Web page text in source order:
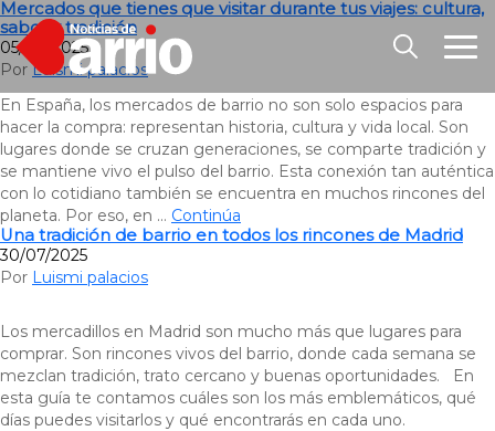
Mercados que tienes que visitar durante tus viajes: cultura,
sabor y tradición
05/08/2025
PorLuismi palacios
En España, los mercados de barrio no son solo espacios para
hacer la compra: representan historia, cultura y vida local. Son
lugares donde se cruzan generaciones, se comparte tradición y
se mantiene vivo el pulso del barrio. Esta conexión tan auténtica
con lo cotidiano también se encuentra en muchos rincones del
planeta. Por eso, en … Continúa
Una tradición de barrio en todos los rincones de Madrid
30/07/2025
Por Luismi palacios
Los mercadillos en Madrid son mucho más que lugares para
comprar. Son rincones vivos del barrio, donde cada semana se
mezclan tradición, trato cercano y buenas oportunidades. En
esta guía te contamos cuáles son los más emblemáticos, qué
días puedes visitarlos y qué encontrarás en cada uno.